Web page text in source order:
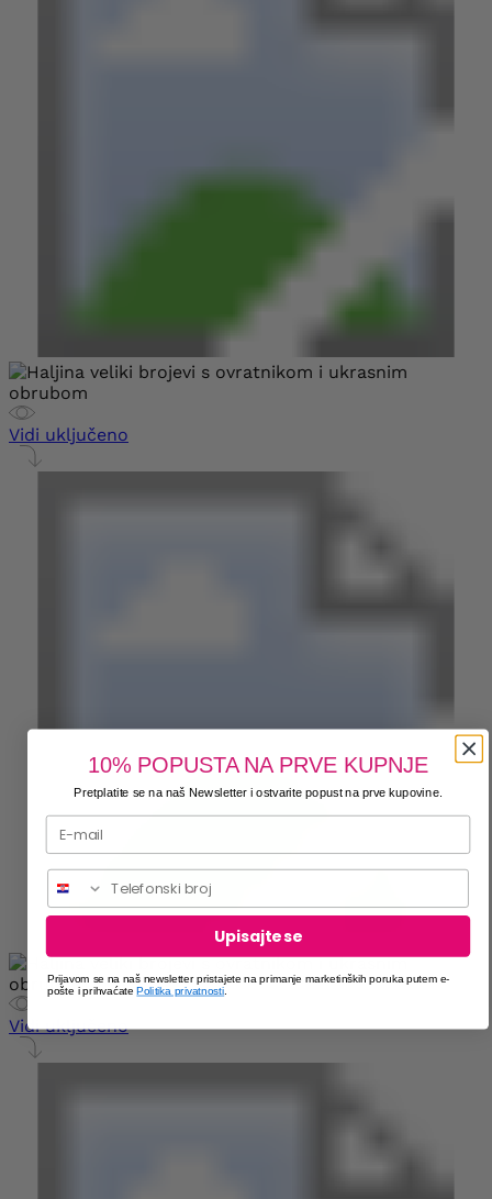
Vidi uključeno
Vidi uključeno
10% POPUSTA NA PRVE KUPNJE
Pretplatite se na naš Newsletter i ostvarite popust na prve kupovine.
Upisajte se
Prijavom se na naš newsletter pristajete na primanje marketinških poruka putem e-
pošte i prihvaćatePolitika privatnosti